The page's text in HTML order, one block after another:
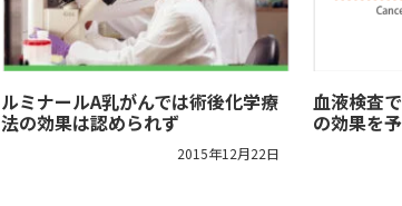
ルミナールA乳がんでは術後化学療
法の効果は認められず
2015年12月22日
血液検査
の効果を